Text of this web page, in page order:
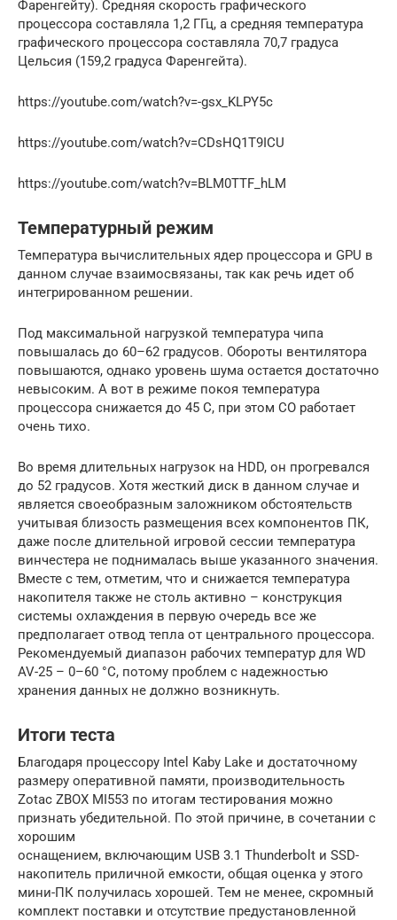
Фаренгейту). Средняя скорость графического
процессора составляла 1,2 ГГц, а средняя температура
графического процессора составляла 70,7 градуса
Цельсия (159,2 градуса Фаренгейта).
https://youtube.com/watch?v=-gsx_KLPY5c
https://youtube.com/watch?v=CDsHQ1T9ICU
https://youtube.com/watch?v=BLM0TTF_hLM
Температурный режим
Температура вычислительных ядер процессора и GPU в
данном случае взаимосвязаны, так как речь идет об
интегрированном решении.
Под максимальной нагрузкой температура чипа
повышалась до 60–62 градусов. Обороты вентилятора
повышаются, однако уровень шума остается достаточно
невысоким. А вот в режиме покоя температура
процессора снижается до 45 С, при этом СО работает
очень тихо.
Во время длительных нагрузок на HDD, он прогревался
до 52 градусов. Хотя жесткий диск в данном случае и
является своеобразным заложником обстоятельств
учитывая близость размещения всех компонентов ПК,
даже после длительной игровой сессии температура
винчестера не поднималась выше указанного значения.
Вместе с тем, отметим, что и снижается температура
накопителя также не столь активно – конструкция
системы охлаждения в первую очередь все же
предполагает отвод тепла от центрального процессора.
Рекомендуемый диапазон рабочих температур для WD
AV-25 – 0–60 °С, потому проблем с надежностью
хранения данных не должно возникнуть.
Итоги теста
Благодаря процессору Intel Kaby Lake и достаточному
размеру оперативной памяти, производительность
Zotac ZBOX MI553 по итогам тестирования можно
признать убедительной. По этой причине, в сочетании с
хорошим
оснащением, включающим USB 3.1 Thunderbolt и SSD-
накопитель приличной емкости, общая оценка у этого
мини-ПК получилась хорошей. Тем не менее, скромный
комплект поставки и отсутствие предустановленной